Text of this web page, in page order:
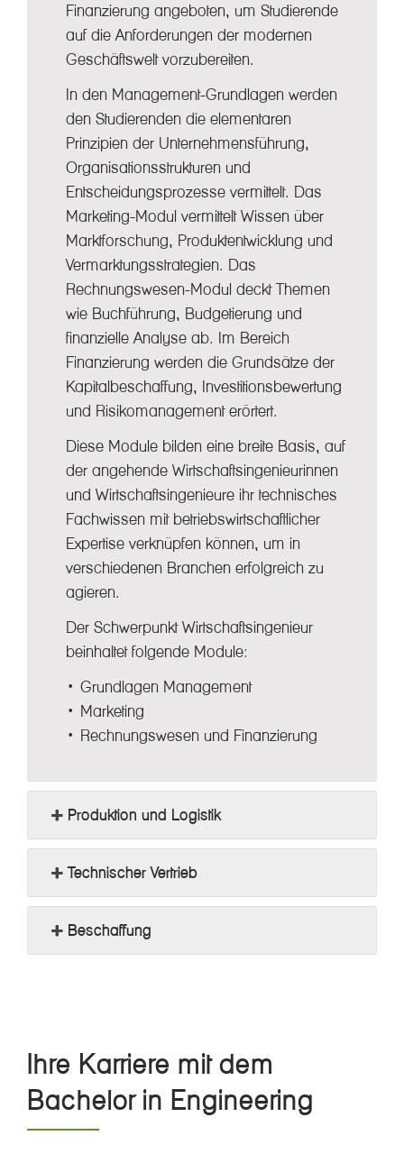
Finanzierung angeboten, um Studierende
auf die Anforderungen der modernen
Geschäftswelt vorzubereiten.
In den Management-Grundlagen werden
den Studierenden die elementaren
Prinzipien der Unternehmensführung,
Organisationsstrukturen und
Entscheidungsprozesse vermittelt. Das
Marketing-Modul vermittelt Wissen über
Marktforschung, Produktentwicklung und
Vermarktungsstrategien. Das
Rechnungswesen-Modul deckt Themen
wie Buchführung, Budgetierung und
finanzielle Analyse ab. Im Bereich
Finanzierung werden die Grundsätze der
Kapitalbeschaffung, Investitionsbewertung
und Risikomanagement erörtert.
Diese Module bilden eine breite Basis, auf
der angehende Wirtschaftsingenieurinnen
und Wirtschaftsingenieure ihr technisches
Fachwissen mit betriebswirtschaftlicher
Expertise verknüpfen können, um in
verschiedenen Branchen erfolgreich zu
agieren.
Der Schwerpunkt Wirtschaftsingenieur
beinhaltet folgende Module:
• Grundlagen Management
• Marketing
• Rechnungswesen und Finanzierung
Produktion und Logistik
Technischer Vertrieb
Beschaffung
Ihre Karriere mit dem
Bachelor in Engineering